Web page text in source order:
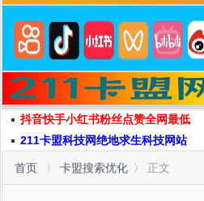
抖音快手小红书粉丝点赞全网最低
211卡盟科技网绝地求生科技网站
首页 卡盟搜索优化 正文